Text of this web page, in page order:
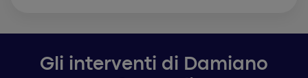
Gli interventi di Damiano